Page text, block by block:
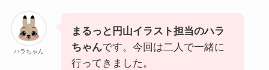
ハラちゃん
まるっと円山イラスト担当のハラ
ちゃんです。今回は二人で一緒に
行ってきました。